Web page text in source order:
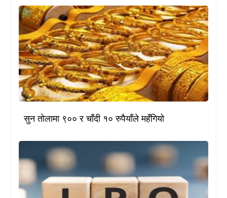
सुन तोलामा ९०० र चाँदी १० रुपैयाँले महँगियो